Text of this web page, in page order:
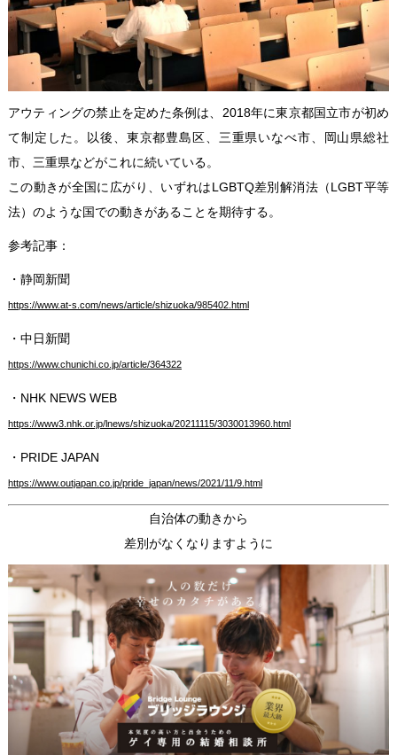
アウティングの禁止を定めた条例は、2018年に東京都国立市が初め
て制定した。以後、東京都豊島区、三重県いなべ市、岡山県総社
市、三重県などがこれに続いている。
この動きが全国に広がり、いずれはLGBTQ差別解消法（LGBT平等
法）のような国での動きがあることを期待する。
参考記事：
・静岡新聞
https://www.at-s.com/news/article/shizuoka/985402.html
・中日新聞
https://www.chunichi.co.jp/article/364322
・NHK NEWS WEB
https://www3.nhk.or.jp/lnews/shizuoka/20211115/3030013960.html
・PRIDE JAPAN
https://www.outjapan.co.jp/pride_japan/news/2021/11/9.html
自治体の動きから
差別がなくなりますように